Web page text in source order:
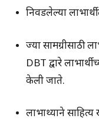
निवडलेल्या
ज्या सामग्रीसाठी
DBT द्वारे
केली जाते.
लाभार्थ्याने